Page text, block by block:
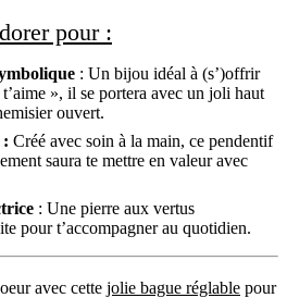
pour :
: Un bijou idéal à (s’)offrir
», il se portera avec un joli haut
ouvert.
: Créé avec soin à la main, ce pendentif
saura te mettre en valeur avec
: Une pierre aux vertus
pour t’accompagner au quotidien.
avec cette jolie bague réglable pour